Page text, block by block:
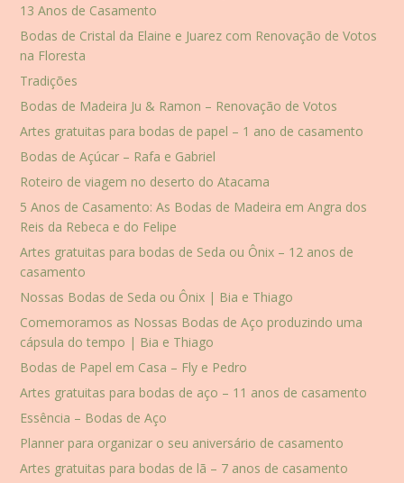
13 Anos de Casamento
Bodas de Cristal da Elaine e Juarez com Renovação de Votos
na Floresta
Tradições
Bodas de Madeira Ju & Ramon – Renovação de Votos
Artes gratuitas para bodas de papel – 1 ano de casamento
Bodas de Açúcar – Rafa e Gabriel
Roteiro de viagem no deserto do Atacama
5 Anos de Casamento: As Bodas de Madeira em Angra dos
Reis da Rebeca e do Felipe
Artes gratuitas para bodas de Seda ou Ônix – 12 anos de
casamento
Nossas Bodas de Seda ou Ônix | Bia e Thiago
Comemoramos as Nossas Bodas de Aço produzindo uma
cápsula do tempo | Bia e Thiago
Bodas de Papel em Casa – Fly e Pedro
Artes gratuitas para bodas de aço – 11 anos de casamento
Essência – Bodas de Aço
Planner para organizar o seu aniversário de casamento
Artes gratuitas para bodas de lã – 7 anos de casamento